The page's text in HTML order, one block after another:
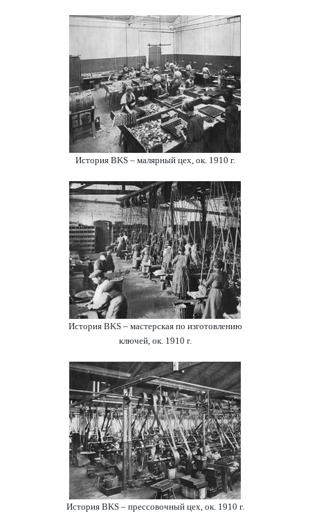
История BKS – малярный цех, ок. 1910 г.
История BKS – мастерская по изготовлению
ключей, ок. 1910 г.
История BKS – прессовочный цех, ок. 1910 г.